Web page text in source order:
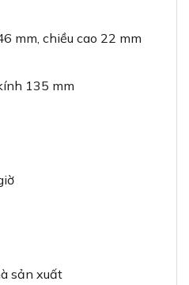
mm, chiều cao 22 mm
135 mm
sản xuất